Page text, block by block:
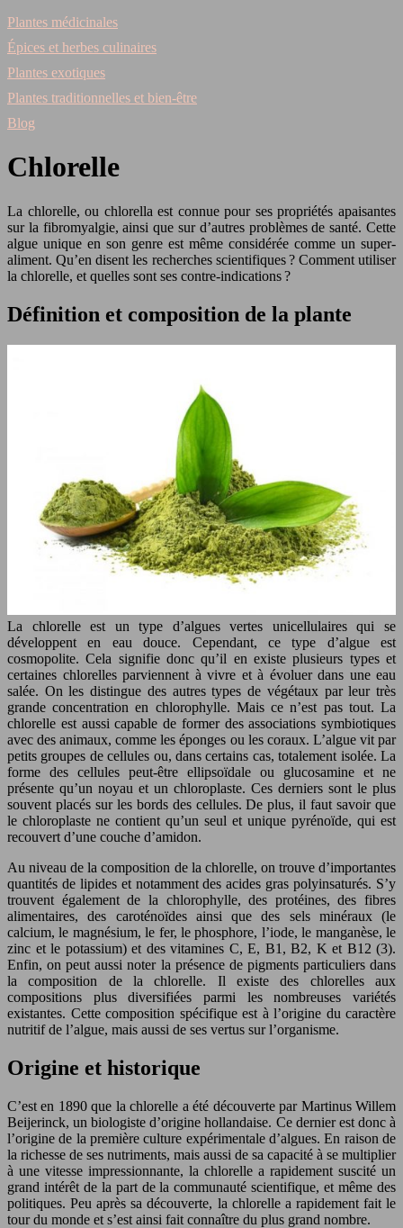
Plantes médicinales
Épices et herbes culinaires
Plantes exotiques
Plantes traditionnelles et bien-être
Blog
Chlorelle
La chlorelle, ou chlorella est connue pour ses propriétés apaisantes
sur la fibromyalgie, ainsi que sur d’autres problèmes de santé. Cette
algue unique en son genre est même considérée comme un super-
aliment. Qu’en disent les recherches scientifiques ? Comment utiliser
la chlorelle, et quelles sont ses contre-indications ?
Définition et composition de la plante
La chlorelle est un type d’algues vertes unicellulaires qui se
développent en eau douce. Cependant, ce type d’algue est
cosmopolite. Cela signifie donc qu’il en existe plusieurs types et
certaines chlorelles parviennent à vivre et à évoluer dans une eau
salée. On les distingue des autres types de végétaux par leur très
grande concentration en chlorophylle. Mais ce n’est pas tout. La
chlorelle est aussi capable de former des associations symbiotiques
avec des animaux, comme les éponges ou les coraux. L’algue vit par
petits groupes de cellules ou, dans certains cas, totalement isolée. La
forme des cellules peut-être ellipsoïdale ou glucosamine et ne
présente qu’un noyau et un chloroplaste. Ces derniers sont le plus
souvent placés sur les bords des cellules. De plus, il faut savoir que
le chloroplaste ne contient qu’un seul et unique pyrénoïde, qui est
recouvert d’une couche d’amidon.
Au niveau de la composition de la chlorelle, on trouve d’importantes
quantités de lipides et notamment des acides gras polyinsaturés. S’y
trouvent également de la chlorophylle, des protéines, des fibres
alimentaires, des caroténoïdes ainsi que des sels minéraux (le
calcium, le magnésium, le fer, le phosphore, l’iode, le manganèse, le
zinc et le potassium) et des vitamines C, E, B1, B2, K et B12 (3).
Enfin, on peut aussi noter la présence de pigments particuliers dans
la composition de la chlorelle. Il existe des chlorelles aux
compositions plus diversifiées parmi les nombreuses variétés
existantes. Cette composition spécifique est à l’origine du caractère
nutritif de l’algue, mais aussi de ses vertus sur l’organisme.
Origine et historique
C’est en 1890 que la chlorelle a été découverte par Martinus Willem
Beijerinck, un biologiste d’origine hollandaise. Ce dernier est donc à
l’origine de la première culture expérimentale d’algues. En raison de
la richesse de ses nutriments, mais aussi de sa capacité à se multiplier
à une vitesse impressionnante, la chlorelle a rapidement suscité un
grand intérêt de la part de la communauté scientifique, et même des
politiques. Peu après sa découverte, la chlorelle a rapidement fait le
tour du monde et s’est ainsi fait connaître du plus grand nombre.